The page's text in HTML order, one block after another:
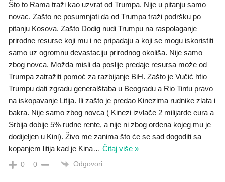
Što to Rama traži kao uzvrat od Trumpa. Nije u pitanju samo
novac. Zašto ne posumnjati da od Trumpa traži podršku po
pitanju Kosova. Zašto Dodig nudi Trumpu na raspolaganje
prirodne resurse koji mu i ne pripadaju a koji se mogu iskoristiti
samo uz ogromnu devastaciju prirodnog okoliša. Nije samo
zbog novca. Možda misli da poslije predaje resursa može od
Trumpa zatražiti pomoć za razbijanje BiH. Zašto je Vučić htio
Trumpu dati zgradu generalštaba u Beogradu a Rio Tintu pravo
na iskopavanje Litija. Ili zašto je predao Kinezima rudnike zlata i
bakra. Nije samo zbog novca ( Kinezi izvlače 2 milijarde eura a
Srbija dobije 5% rudne rente, a nije ni zbog ordena kojeg mu je
dodijeljen u Kini). Živo me zanima što će se sad dogoditi sa
kopanjem litija kad je Kina… Čitaj više »
0 0 Odgovori